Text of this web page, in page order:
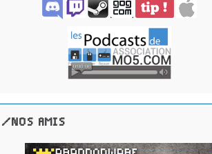
/NOS AMIS